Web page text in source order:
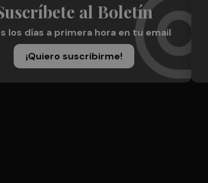
al Boletín
los días a primera hora en tu email
¡Quiero suscribirme!